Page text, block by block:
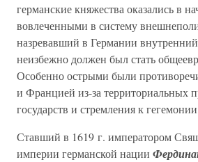
германские княжества оказались в
вовлеченными в систему
назревавший в Германии
неизбежно должен был стать
Особенно острыми были
и Францией из-за территориальных
государств и стремления к
Ставший в 1619 г. императором
империи германской нации